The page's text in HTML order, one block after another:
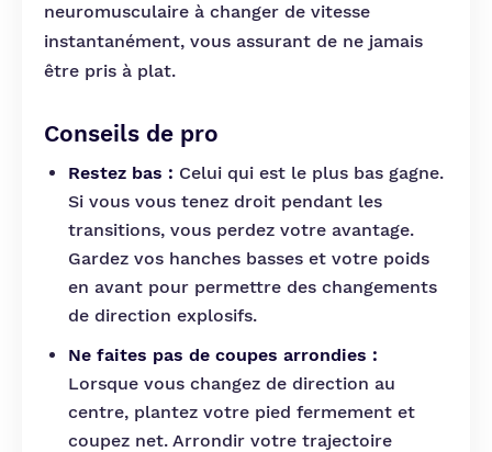
neuromusculaire à changer de vitesse
instantanément, vous assurant de ne jamais
être pris à plat.
Conseils de pro
Restez bas : Celui qui est le plus bas gagne.
Si vous vous tenez droit pendant les
transitions, vous perdez votre avantage.
Gardez vos hanches basses et votre poids
en avant pour permettre des changements
de direction explosifs.
Ne faites pas de coupes arrondies :
Lorsque vous changez de direction au
centre, plantez votre pied fermement et
coupez net. Arrondir votre trajectoire